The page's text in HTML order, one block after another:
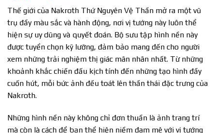
Thế giới của Nakroth Thứ Nguyên Vệ Thần mở ra một vũ
trụ đầy màu sắc và hành động, nơi vị tướng này luôn thể
hiện sự uy dũng và quyết đoán. Bộ sưu tập hình nền này
được tuyển chọn kỹ lưỡng, đảm bảo mang đến cho người
xem những trải nghiệm thị giác mãn nhãn nhất. Từ những
khoảnh khắc chiến đấu kịch tính đến những tạo hình đầy
cuốn hút, mỗi bức ảnh đều toát lên thần thái đặc trưng của
Nakroth.
Những hình nền này không chỉ đơn thuần là ảnh trang trí
mà còn là cách để bạn thể hiện niềm đam mê với vị tướng